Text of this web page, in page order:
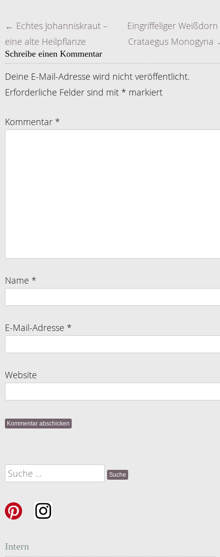
Artikelnavigation
← Echtes Johanniskraut –
eine alte Heilpflanze
Eingriffeliger Weißdorn
Crataegus Monogyna
Schreibe einen Kommentar
Deine E-Mail-Adresse wird nicht veröffentlicht.
Erforderliche Felder sind mit * markiert
Kommentar *
Name *
E-Mail-Adresse *
Website
Suche
nach:
Intern